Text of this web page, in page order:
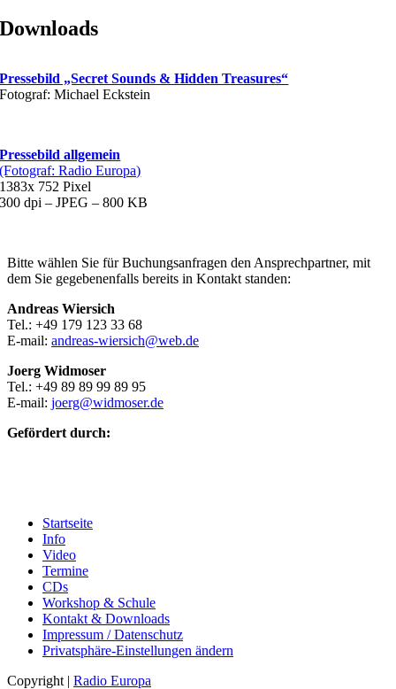
Downloads
Pressebild „Secret Sounds & Hidden Treasures“
Fotograf: Michael Eckstein
Pressebild allgemein
(Fotograf: Radio Europa)
1383x 752 Pixel
300 dpi – JPEG – 800 KB
Bitte wählen Sie für Buchungsanfragen den Ansprechpartner, mit
dem Sie gegebenenfalls bereits in Kontakt standen:
Andreas Wiersich
Tel.: +49 179 123 33 68
E-mail: andreas-wiersich@web.de
Joerg Widmoser
Tel.: +49 89 89 99 89 95
E-mail: joerg@widmoser.de
Gefördert durch:
Startseite
Info
Video
Termine
CDs
Workshop & Schule
Kontakt & Downloads
Impressum / Datenschutz
Privatsphäre-Einstellungen ändern
Copyright | Radio Europa